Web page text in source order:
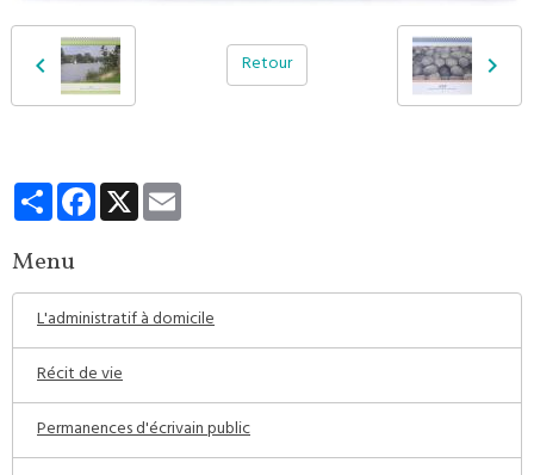
Retour
PartagerFacebook
X
Menu
L'administratif à domicile
Récit de vie
Permanences d'écrivain public